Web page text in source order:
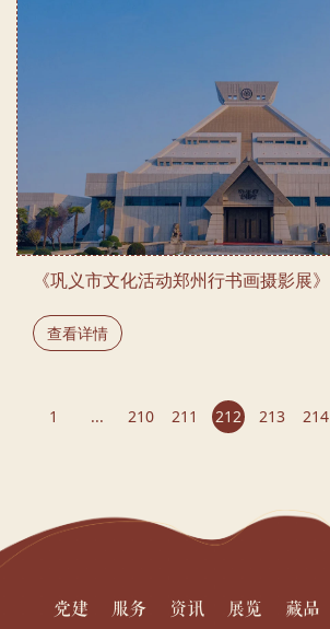
《巩义市文化活动郑州行书画摄影展》
查看详情
1 ... 210 211 212 213 214
党建 服务 资讯 展览 藏品